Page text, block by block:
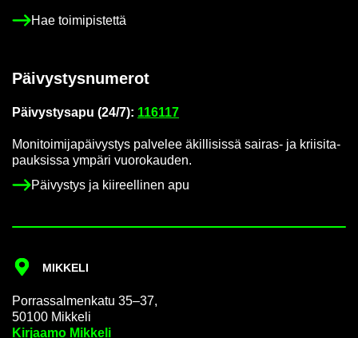
Hae toi­mi­pis­tet­tä
Päi­vys­tys­nu­me­rot
Päi­vys­tys­a­pu (24/7): 116117
Mo­ni­toi­mi­ja­päi­vys­tys pal­ve­lee äkil­li­sis­sä sairas-​ ja krii­si­ta­
pauk­sis­sa ym­pä­ri vuo­ro­kau­den.
Päi­vys­tys ja kii­reel­li­nen apu
MIK­KE­LI
Por­ras­sal­men­ka­tu 35–37,
50100 Mik­ke­li
Kir­jaa­mo Mik­ke­li